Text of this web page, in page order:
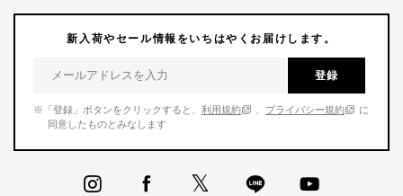
新入荷やセール情報をいちはやくお届けします。
登録
※「登録」ボタンをクリックすると、 利用規約 プライバシー規約
に
同意したものとみなします